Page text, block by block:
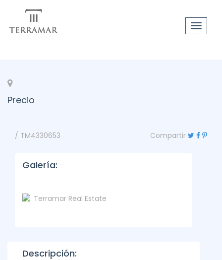
Toggle
Precio
/ TM4330653 Compartir
Galería:
Descripción: